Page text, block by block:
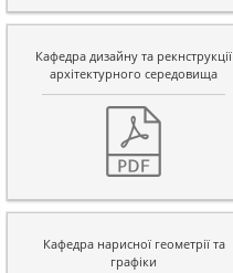
Кафедра дизайну та рекнструкції
архітектурного середовища
Кафедра нарисної геометрії та
графіки